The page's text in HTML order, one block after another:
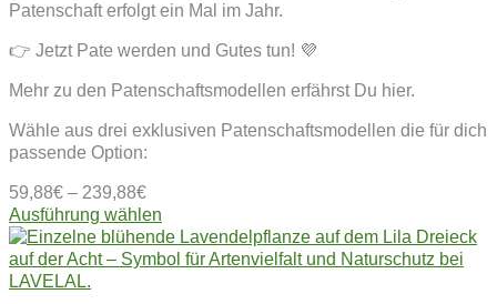
Patenschaft erfolgt ein Mal im Jahr.
👉 Jetzt Pate werden und Gutes tun! 💜
Mehr zu den Patenschaftsmodellen erfährst Du hier.
Wähle aus drei exklusiven Patenschaftsmodellen die für dich
passende Option:
59,88€ – 239,88€
Ausführung wählen
Produkt
weist